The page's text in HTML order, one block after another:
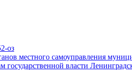
оз
местного самоуправления
власти